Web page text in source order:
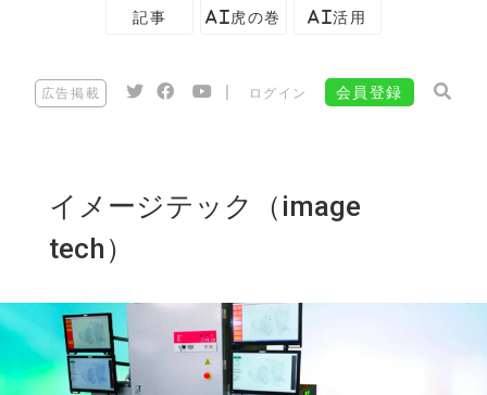
記事 AI虎の巻 AI活用
広告掲載 ログイン 会員登録
イメージテック（image
tech）